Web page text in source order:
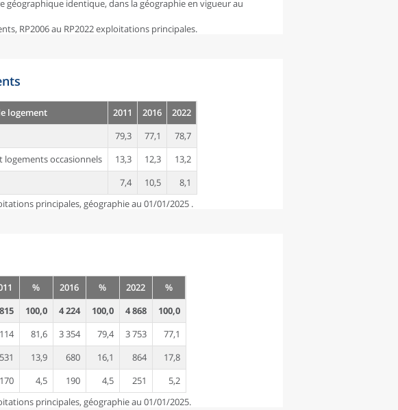
géographique identique, dans la géographie en vigueur au
RP2006 au RP2022 exploitations principales.
logement 2011 2016
2022
79,3 77,1
78,7
logements occasionnels
13,3 12,3
13,2
7,4 10,5
8,1
principales, géographie au 01/01/2025 .
% 2016 % 2022
%
100,0 4 224 100,0 4 868
100,0
81,6 3 354 79,4 3 753
77,1
531 13,9 680 16,1 864
17,8
170 4,5 190 4,5 251
5,2
principales, géographie au 01/01/2025.